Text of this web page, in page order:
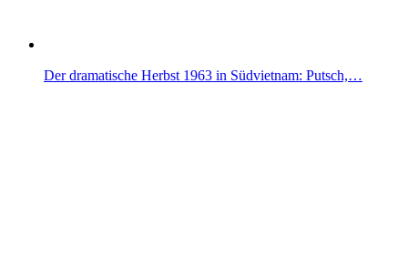
Der dramatische Herbst 1963 in Südvietnam: Putsch,…